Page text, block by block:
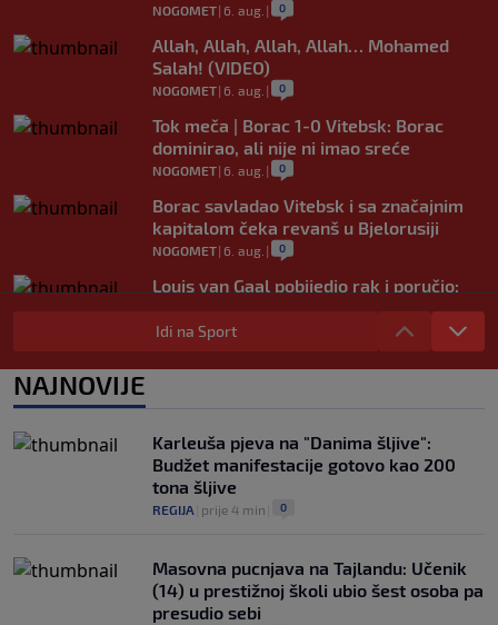
NOGOMET| 6. aug. | 0
Allah, Allah, Allah, Allah… Mohamed
Salah! (VIDEO)
NOGOMET| 6. aug. | 0
Tok meča | Borac 1-0 Vitebsk: Borac
dominirao, ali nije ni imao sreće
NOGOMET| 6. aug. | 0
Borac savladao Vitebsk i sa značajnim
kapitalom čeka revanš u Bjelorusiji
NOGOMET| 6. aug. | 0
Louis van Gaal pobijedio rak i poručio:
Ako vam treba selektor, pozovite mene!
NOGOMET|6. aug.
Sanjin Alihodžić protiv čečena Adama
Idi na Sport
NAJNOVIJE
Karleuša pjeva na "Danima šljive":
Budžet manifestacije gotovo kao 200
tona šljive
REGIJA prije 4 min 0
Masovna pucnjava na Tajlandu: Učenik
(14) u prestižnoj školi ubio šest osoba pa
presudio sebi